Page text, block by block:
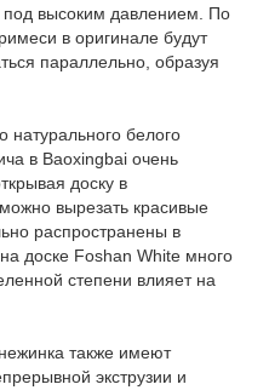
под высоким давлением. По
в оригинале будут
параллельно, образуя
натурального белого
в Baoxingbai очень
доску в
вырезать красивые
распространены в
доске Foshan White много
степени влияет на
также имеют
экструзии и